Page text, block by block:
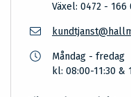
Växel: 0472 - 166
Måndag - fredag
kl: 08:00-11:30 &